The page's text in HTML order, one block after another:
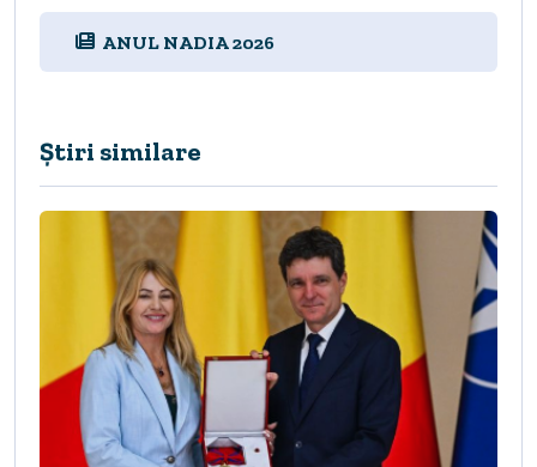
ANUL NADIA 2026
Știri similare